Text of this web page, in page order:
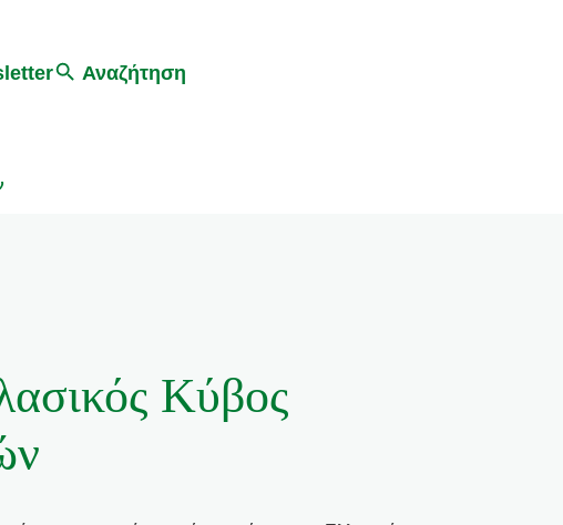
Αναζήτηση
Κύβος